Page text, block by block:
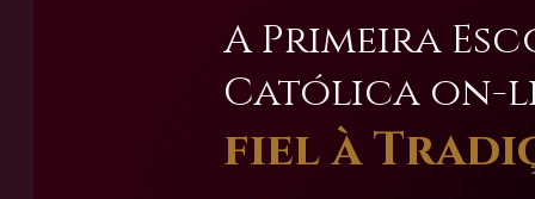
A Primeira
Católica on-
fiel à